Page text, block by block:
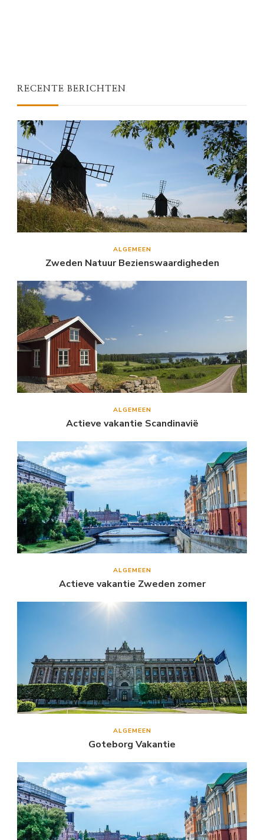
RECENTE BERICHTEN
ALGEMEEN
Zweden Natuur Bezienswaardigheden
ALGEMEEN
Actieve vakantie Scandinavië
ALGEMEEN
Actieve vakantie Zweden zomer
ALGEMEEN
Goteborg Vakantie